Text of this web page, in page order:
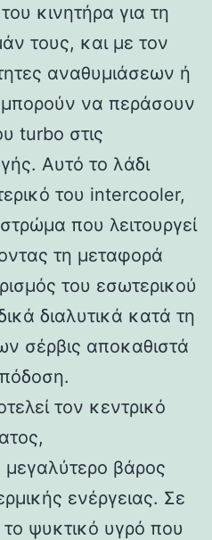
κινητήρα για τη
τους, και με τον
αναθυμιάσεων ή
μπορούν να περάσουν
turbo στις
Αυτό το λάδι
του intercooler,
που λειτουργεί
τη μεταφορά
του εσωτερικού
διαλυτικά κατά τη
σέρβις αποκαθιστά
τον κεντρικό
βάρος
ενέργειας. Σε
ψυκτικό υγρό που